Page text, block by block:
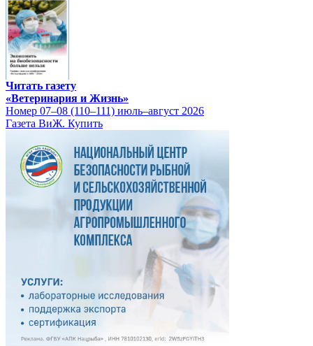
Читать газету
«Ветеринария и Жизнь»
Номер 07–08 (110–111) июль–август 2026
Газета ВиЖ. Купить